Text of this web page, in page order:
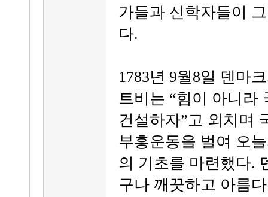
가들과 신학자들이
다.
1783년 9월8일 덴마
트비는 “힘이 아니라
건설하자”고 외치며
부흥운동을 벌여 오
의 기초를 마련했다.
구나 깨끗하고 아름